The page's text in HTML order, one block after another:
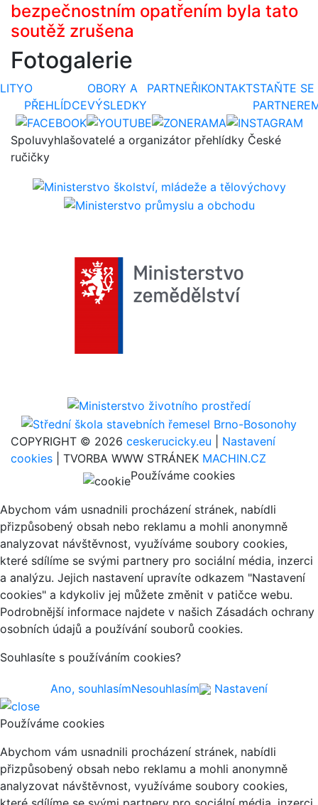
bezpečnostním opatřením byla tato
soutěž zrušena
Fotogalerie
O
PŘEHLÍDCE
OBORY A
VÝSLEDKY
PARTNEŘIKONTAKTSTAŇTE SE
Spoluvyhlašovatelé a organizátor přehlídky České
ručičky
COPYRIGHT © 2026 ceskerucicky.eu
Nastavení
cookies | TVORBA WWW STRÁNEK MACHIN.CZ
Používáme cookies
Abychom vám usnadnili procházení stránek, nabídli
přizpůsobený obsah nebo reklamu a mohli anonymně
analyzovat návštěvnost, využíváme soubory cookies,
které sdílíme se svými partnery pro sociální média, inzerci
a analýzu. Jejich nastavení upravíte odkazem "Nastavení
cookies" a kdykoliv jej můžete změnit v patičce webu.
Podrobnější informace najdete v našich Zásadách ochrany
osobních údajů a používání souborů cookies.
Souhlasíte s používáním cookies?
Ano, souhlasímNesouhlasím Nastavení
Používáme cookies
Abychom vám usnadnili procházení stránek, nabídli
přizpůsobený obsah nebo reklamu a mohli anonymně
analyzovat návštěvnost, využíváme soubory cookies,